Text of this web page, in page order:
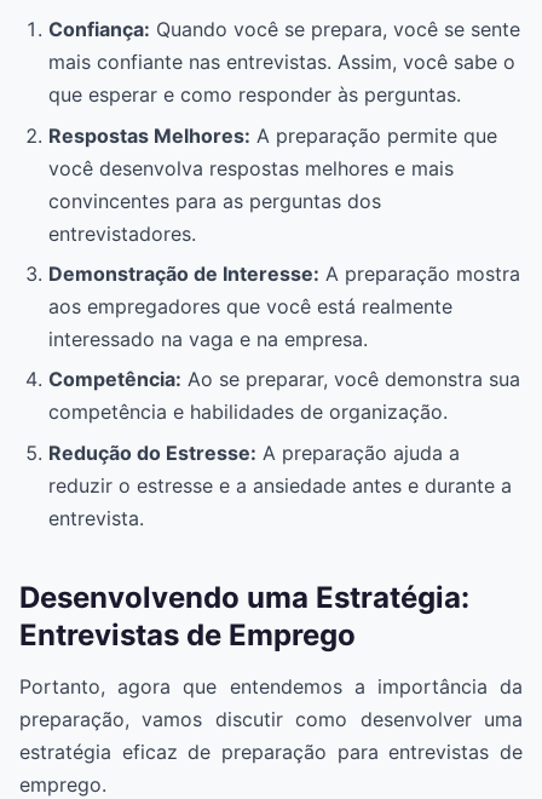
Confiança: Quando você se prepara, você se sente
mais confiante nas entrevistas. Assim, você sabe o
que esperar e como responder às perguntas.
Respostas Melhores: A preparação permite que
você desenvolva respostas melhores e mais
convincentes para as perguntas dos
entrevistadores.
Demonstração de Interesse: A preparação mostra
aos empregadores que você está realmente
interessado na vaga e na empresa.
Competência: Ao se preparar, você demonstra sua
competência e habilidades de organização.
Redução do Estresse: A preparação ajuda a
reduzir o estresse e a ansiedade antes e durante a
entrevista.
Desenvolvendo uma Estratégia:
Entrevistas de Emprego
Portanto, agora que entendemos a importância da
preparação, vamos discutir como desenvolver uma
estratégia eficaz de preparação para entrevistas de
emprego.